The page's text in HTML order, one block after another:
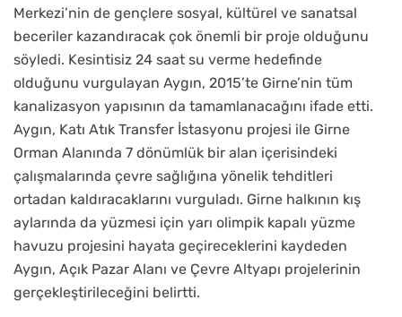
Merkezi’nin de gençlere sosyal, kültürel ve sanatsal
beceriler kazandıracak çok önemli bir proje olduğunu
söyledi. Kesintisiz 24 saat su verme hedefinde
olduğunu vurgulayan Aygın, 2015’te Girne’nin tüm
kanalizasyon yapısının da tamamlanacağını ifade etti.
Aygın, Katı Atık Transfer İstasyonu projesi ile Girne
Orman Alanında 7 dönümlük bir alan içerisindeki
çalışmalarında çevre sağlığına yönelik tehditleri
ortadan kaldıracaklarını vurguladı. Girne halkının kış
aylarında da yüzmesi için yarı olimpik kapalı yüzme
havuzu projesini hayata geçireceklerini kaydeden
Aygın, Açık Pazar Alanı ve Çevre Altyapı projelerinin
gerçekleştirileceğini belirtti.